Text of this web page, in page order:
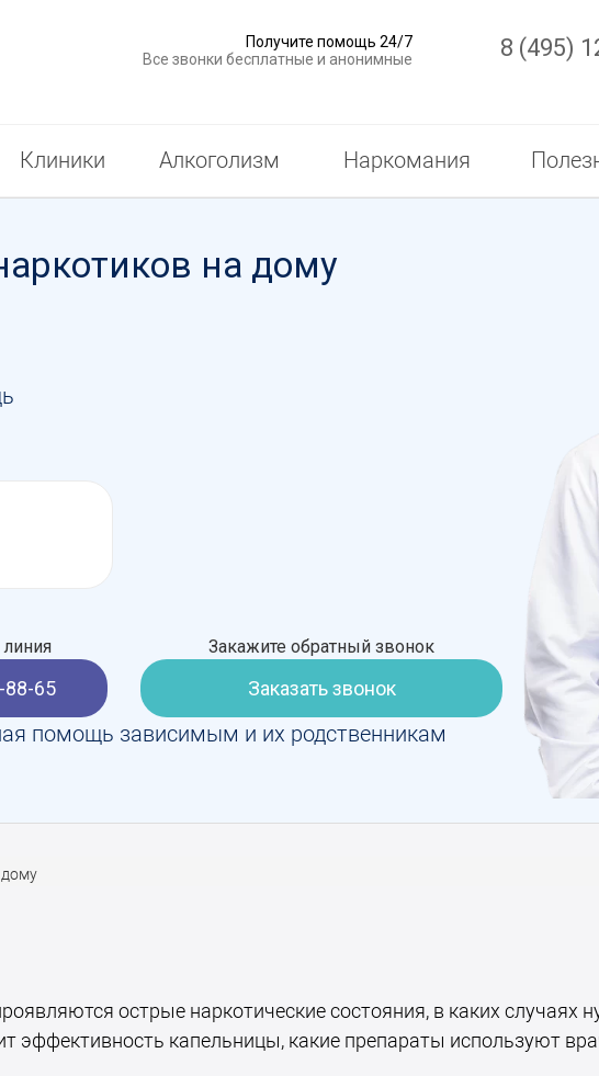
Получите помощь 24/7
Все звонки бесплатные и анонимные
8 (495)
Клиники Алкоголизм Наркомания
на дому
линия
88-65
Закажите обратный звонок
Заказать звонок
помощь зависимым и их родственникам
дому
острые наркотические состояния, в каких случаях
эффективность капельницы, какие препараты используют